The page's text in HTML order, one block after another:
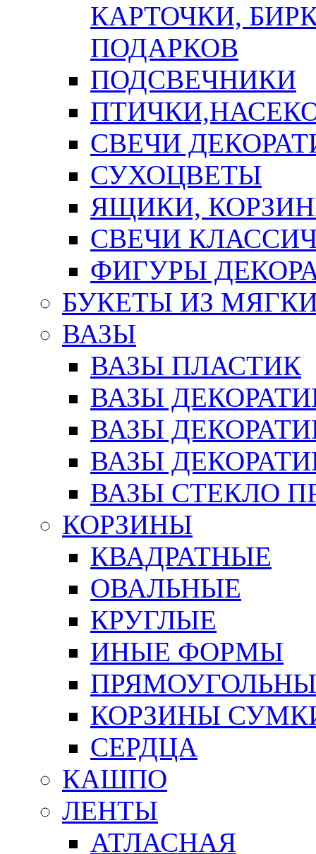
КАРТОЧКИ,
ПОДАРКОВ
ПОДСВЕЧНИКИ
СВЕЧИ
СУХОЦВЕТЫ
ЯЩИКИ,
СВЕЧИ
ФИГУРЫ
БУКЕТЫ ИЗ
ВАЗЫ
ВАЗЫ ПЛАСТИК
ВАЗЫ
ВАЗЫ
ВАЗЫ
ВАЗЫ СТЕКЛО
КОРЗИНЫ
КВАДРАТНЫЕ
ОВАЛЬНЫЕ
КРУГЛЫЕ
ИНЫЕ ФОРМЫ
КОРЗИНЫ
СЕРДЦА
КАШПО
ЛЕНТЫ
АТЛАСНАЯ